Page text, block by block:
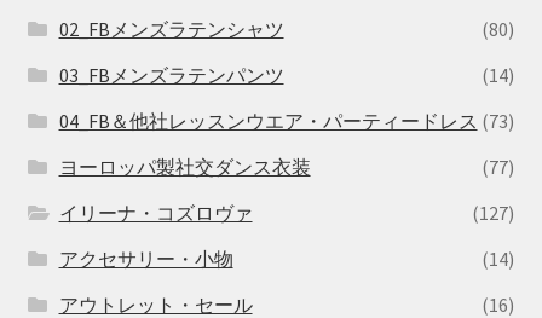
02_FBメンズラテンシャツ
(80)
03_FBメンズラテンパンツ
(14)
04_FB＆他社レッスンウエア・パーティードレス (73)
ヨーロッパ製社交ダンス衣装
(77)
イリーナ・コズロヴァ
(127)
アクセサリー・小物
(14)
アウトレット・セール
(16)